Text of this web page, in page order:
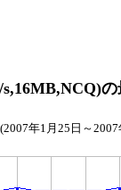
(2007年1月25日～